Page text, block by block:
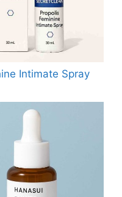
Intimate Spray